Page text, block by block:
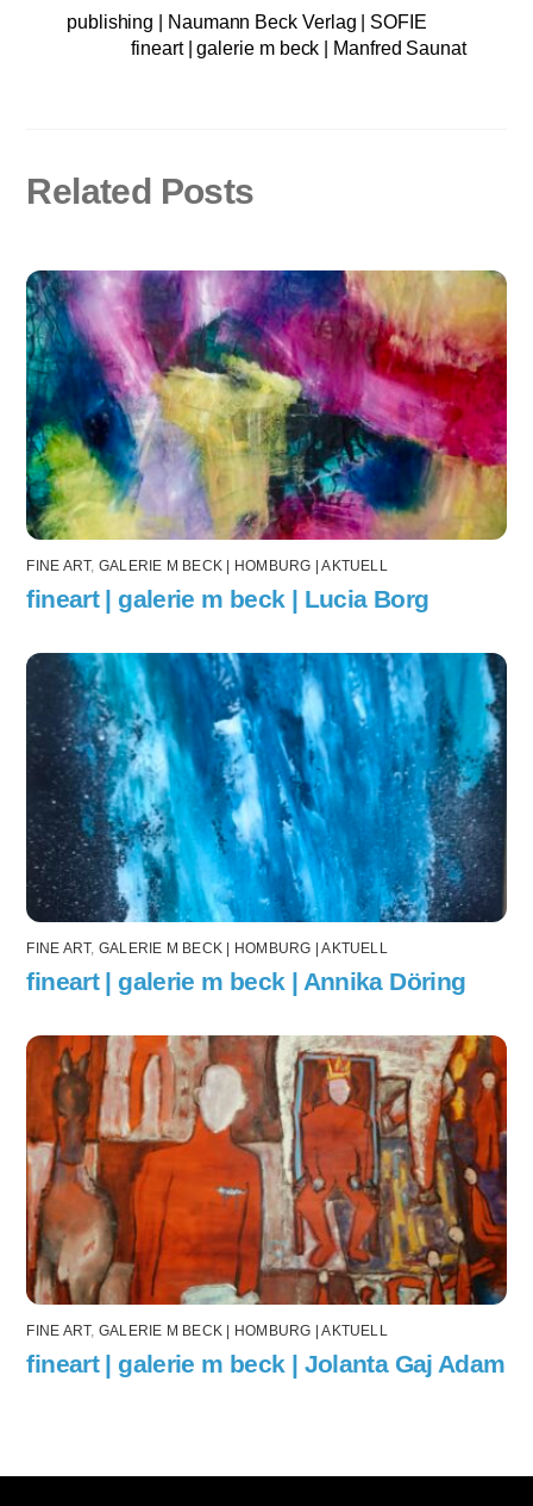
publishing | Naumann Beck Verlag | SOFIE
fineart | galerie m beck | Manfred Saunat
Related Posts
FINE ART, GALERIE M BECK | HOMBURG | AKTUELL
fineart | galerie m beck | Lucia Borg
FINE ART, GALERIE M BECK | HOMBURG | AKTUELL
fineart | galerie m beck | Annika Döring
FINE ART, GALERIE M BECK | HOMBURG | AKTUELL
fineart | galerie m beck | Jolanta Gaj Adam